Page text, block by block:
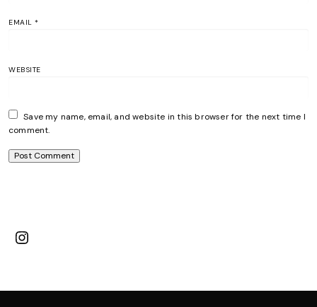
EMAIL *
WEBSITE
Save my name, email, and website in this browser for the next time I
comment.
Instagram